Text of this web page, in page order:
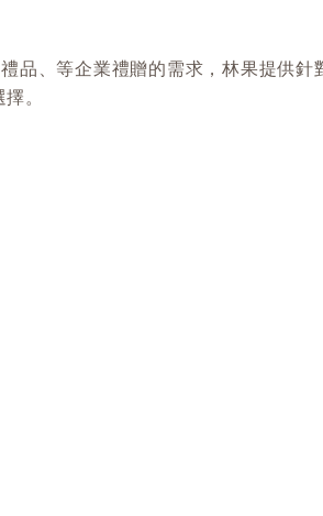
品、等企業禮贈的需求，林果提供
。